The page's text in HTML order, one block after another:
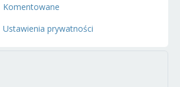
Komentowane
Ustawienia prywatności